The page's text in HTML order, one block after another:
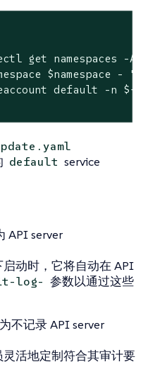
get namespaces -A
$namespace - "
default -n
default service
API server
动时，它将自动在 API
log- 参数以通过这些
不记录 API server
活地定制符合其审计要